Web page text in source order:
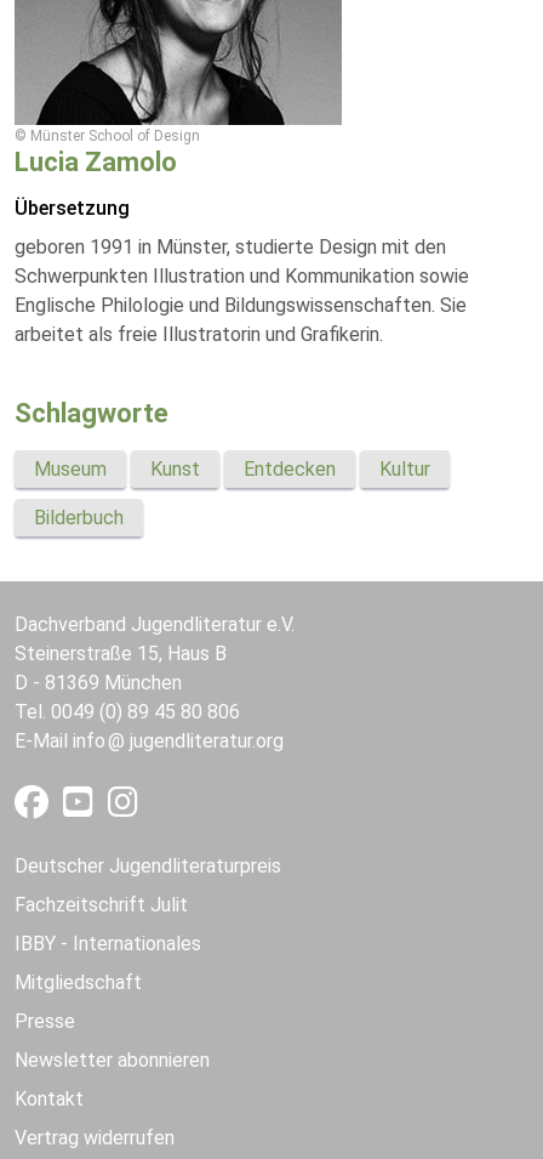
© Münster School of Design
Lucia Zamolo
Übersetzung
geboren 1991 in Münster, studierte Design mit den
Schwerpunkten Illustration und Kommunikation sowie
Englische Philologie und Bildungswissenschaften. Sie
arbeitet als freie Illustratorin und Grafikerin.
Schlagworte
Museum Kunst Entdecken Kultur
Bilderbuch
Dachverband Jugendliteratur e.V.
Steinerstraße 15, Haus B
D - 81369 München
Tel. 0049 (0) 89 45 80 806
E-Mail info jugendliteratur.org
Deutscher Jugendliteraturpreis
Fachzeitschrift Julit
IBBY - Internationales
Mitgliedschaft
Presse
Newsletter abonnieren
Kontakt
Vertrag widerrufen